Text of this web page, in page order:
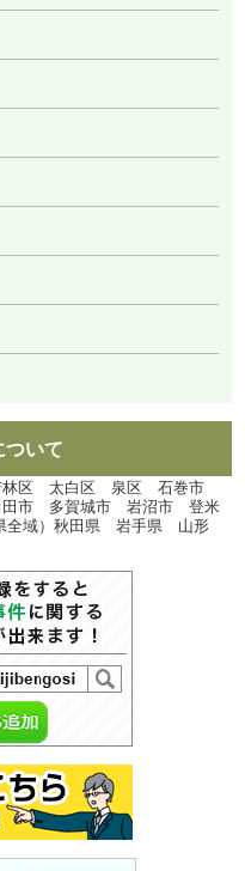
いて
林区 太白区 泉区 石巻市
市 多賀城市 岩沼市 登米
全域）秋田県 岩手県 山形